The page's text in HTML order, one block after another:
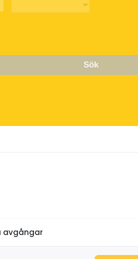
Sök
avgångar